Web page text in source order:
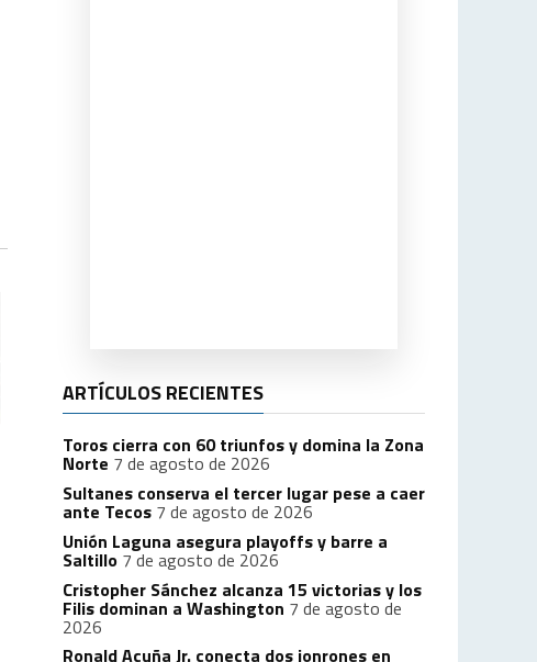
ARTÍCULOS RECIENTES
Toros cierra con 60 triunfos y domina la Zona
Norte 7 de agosto de 2026
Sultanes conserva el tercer lugar pese a caer
ante Tecos 7 de agosto de 2026
Unión Laguna asegura playoffs y barre a
Saltillo 7 de agosto de 2026
Cristopher Sánchez alcanza 15 victorias y los
Filis dominan a Washington 7 de agosto de
2026
Ronald Acuña Jr. conecta dos jonrones en